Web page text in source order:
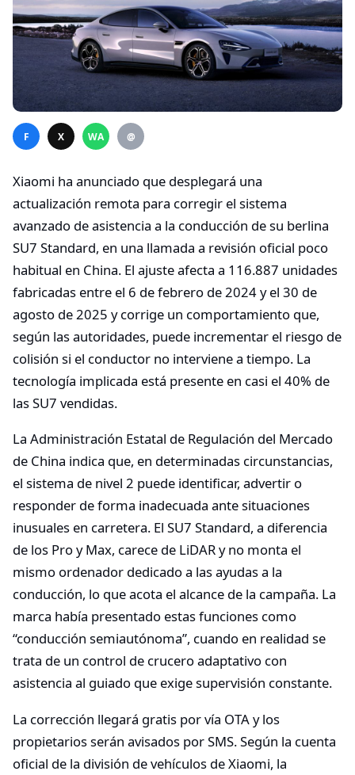
F X WA @
Xiaomi ha anunciado que desplegará una
actualización remota para corregir el sistema
avanzado de asistencia a la conducción de su berlina
SU7 Standard, en una llamada a revisión oficial poco
habitual en China. El ajuste afecta a 116.887 unidades
fabricadas entre el 6 de febrero de 2024 y el 30 de
agosto de 2025 y corrige un comportamiento que,
según las autoridades, puede incrementar el riesgo de
colisión si el conductor no interviene a tiempo. La
tecnología implicada está presente en casi el 40% de
las SU7 vendidas.
La Administración Estatal de Regulación del Mercado
de China indica que, en determinadas circunstancias,
el sistema de nivel 2 puede identificar, advertir o
responder de forma inadecuada ante situaciones
inusuales en carretera. El SU7 Standard, a diferencia
de los Pro y Max, carece de LiDAR y no monta el
mismo ordenador dedicado a las ayudas a la
conducción, lo que acota el alcance de la campaña. La
marca había presentado estas funciones como
“conducción semiautónoma”, cuando en realidad se
trata de un control de crucero adaptativo con
asistencia al guiado que exige supervisión constante.
La corrección llegará gratis por vía OTA y los
propietarios serán avisados por SMS. Según la cuenta
oficial de la división de vehículos de Xiaomi, la